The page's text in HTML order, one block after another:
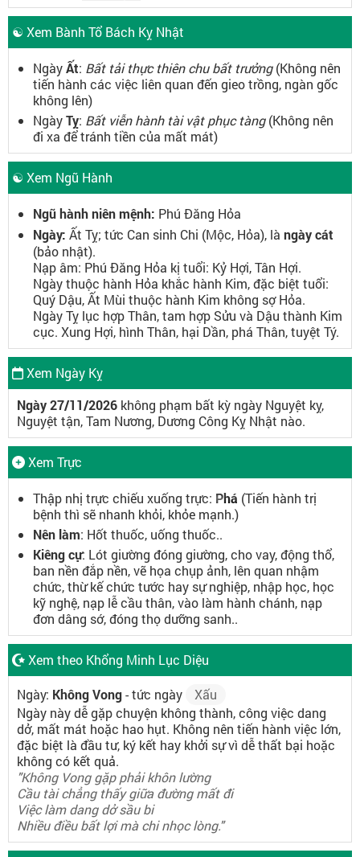
☯ Xem Bành Tổ Bách Kỵ Nhật
NgàyẤt: Bất tải thực thiên chu bất trưởng(Không nên
tiến hành các việc liên quan đến gieo trồng, ngàn gốc
không lên)
NgàyTỵ: Bất viễn hành tài vật phục tàng(Không nên
đi xa để tránh tiền của mất mát)
☯ Xem Ngũ Hành
Ngũ hành niên mệnh: Phú Đăng Hỏa
Ngày: Ất Tỵ; tức Can sinh Chi (Mộc, Hỏa), là ngày cát
(bảo nhật).
Nạp âm: Phú Đăng Hỏa kị tuổi: Kỷ Hợi, Tân Hợi.
Ngày thuộc hành Hỏa khắc hành Kim, đặc biệt tuổi:
Quý Dậu, Ất Mùi thuộc hành Kim không sợ Hỏa.
Ngày Tỵ lục hợp Thân, tam hợp Sửu và Dậu thành Kim
cục. Xung Hợi, hình Thân, hại Dần, phá Thân, tuyệt Tý.
Xem Ngày Kỵ
Ngày 27/11/2026 không phạm bất kỳ ngày Nguyệt kỵ,
Nguyệt tận, Tam Nương, Dương Công Kỵ Nhật nào.
Xem Trực
Thập nhị trực chiếu xuống trực: Phá (Tiến hành trị
bệnh thì sẽ nhanh khỏi, khỏe mạnh.)
Nên làm: Hốt thuốc, uống thuốc..
Kiêng cự: Lót giường đóng giường, cho vay, động thổ,
ban nền đắp nền, vẽ họa chụp ảnh, lên quan nhậm
chức, thừ kế chức tước hay sự nghiệp, nhập học, học
kỹ nghệ, nạp lễ cầu thân, vào làm hành chánh, nạp
đơn dâng sớ, đóng thọ dưỡng sanh..
Xem theo Khổng Minh Lục Diệu
Ngày: Không Vong- tức ngày
Xấu
Ngày này dễ gặp chuyện không thành, công việc dang
dở, mất mát hoặc hao hụt. Không nên tiến hành việc lớn,
đặc biệt là đầu tư, ký kết hay khởi sự vì dễ thất bại hoặc
không có kết quả.
"Không Vong gặp phải khôn lường
Cầu tài chẳng thấy giữa đường mất đi
Việc làm dang dở sầu bi
Nhiều điều bất lợi mà chi nhọc lòng."